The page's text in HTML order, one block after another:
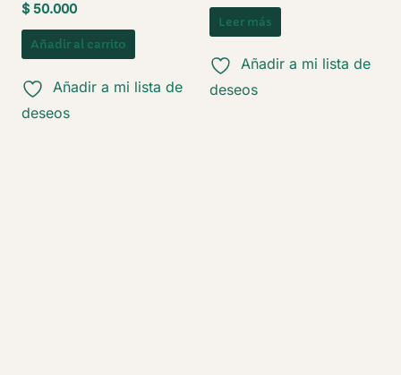
$ 50.000
Añadir al carrito
Añadir a mi lista de
deseos
Leer más
Añadir a mi lista de
deseos